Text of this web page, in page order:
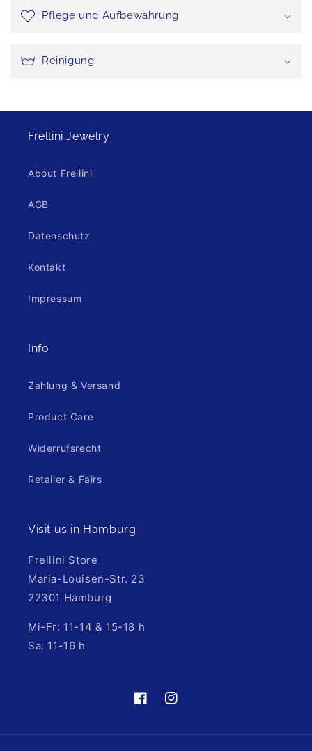
Pflege und Aufbewahrung
Reinigung
Frellini Jewelry
About Frellini
AGB
Datenschutz
Kontakt
Impressum
Info
Zahlung & Versand
Product Care
Widerrufsrecht
Retailer & Fairs
Visit us in Hamburg
Frellini Store
Maria-Louisen-Str. 23
22301 Hamburg
Mi-Fr: 11-14 & 15-18 h
Sa: 11-16 h
https://de-https://www.instagram.com/